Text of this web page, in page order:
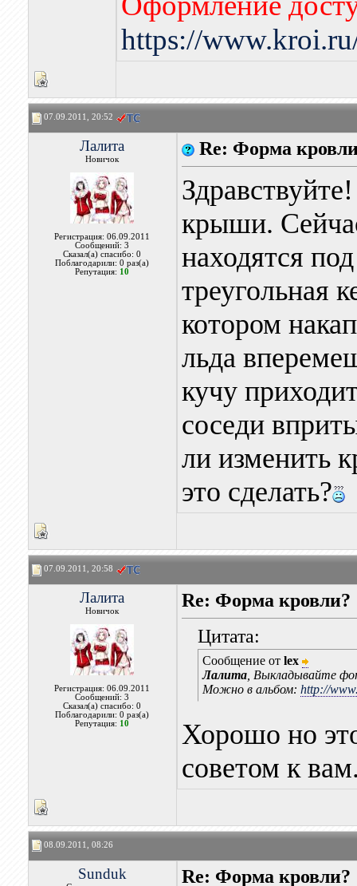
https://
07.09.2011, 20:52
Лалита
Новичок
Регистрация: 06.09.2011
Сообщений: 3
Сказал(а) спасибо: 0
Поблагодарили: 0 раз(а)
Репутация: 10
Re: Форма
крыши.
находятся
треугольная
котором
льда
кучу
соседи
ли изменить
это сделать?
07.09.2011, 20:58
Лалита
Новичок
Регистрация: 06.09.2011
Сообщений: 3
Сказал(а) спасибо: 0
Поблагодарили: 0 раз(а)
Репутация: 10
Re: Форма кровли?
Цитата:
Сообщение от lex
Лалита, Выкладывайте
Можно в альбом: http://
Хорошо но
советом к
08.09.2011, 08:26
Sunduk Re: Форма кровли?